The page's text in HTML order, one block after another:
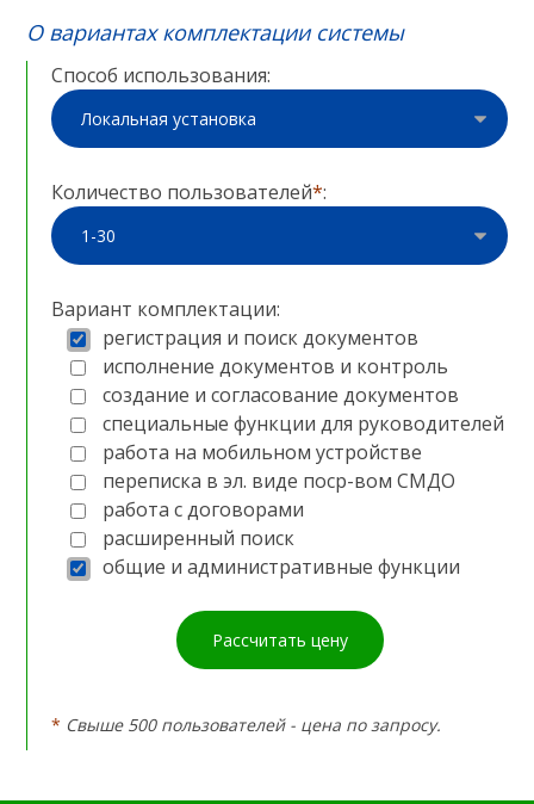
О вариантах комплектации системы
Способ использования:
Количество пользователей*:
Вариант комплектации:
регистрация и поиск документов
исполнение документов и контроль
создание и согласование документов
специальные функции для руководителей
работа на мобильном устройстве
переписка в эл. виде поср-вом СМДО
работа с договорами
расширенный поиск
общие и административные функции
Рассчитать цену
* Свыше 500 пользователей - цена по запросу.